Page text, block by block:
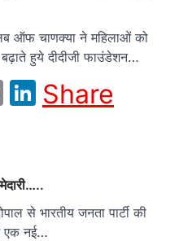
ऑफ चाणक्या ने महिलाओं को
हुये दीदीजी फाउंडेशन…
EmailLinkedIn
Share
से भारतीय जनता पार्टी की
एक नई…